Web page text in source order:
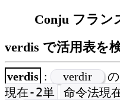
Conju フラン
verdis で活用表を
verdis : verdir の
現在-2単
命令法現